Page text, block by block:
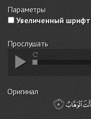
Параметры
Увеличенный шрифт
Прослушать
Оригинал